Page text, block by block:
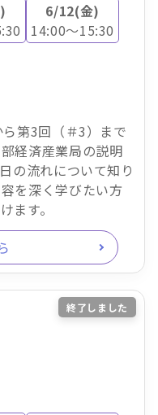
6/12(金)
14:00～15:30
第3回（＃3）まで
経済産業局の説明
の流れについて知り
を深く学びたい方
ます。
終了しました